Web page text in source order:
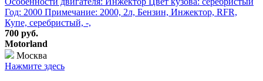
Год: 2000 Примечание: 2000, 2л, Бензин, Инжектор, RFR,
Купе, серебристый, -,
700 руб.
Motorland
Москва
Нажмите здесь